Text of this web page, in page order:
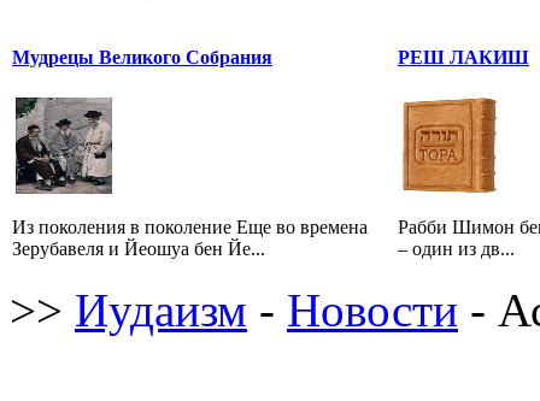
Мудрецы Великого Собрания
Из поколения в поколение Еще во времена
Зерубавеля и Йеошуа бен Йе...
РЕШ ЛАКИШ
Рабби Шимон
– один из дв...
>> Иудаизм - Новости -